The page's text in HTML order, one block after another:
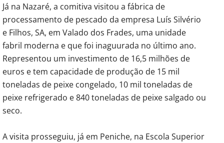
Já na Nazaré, a comitiva visitou a fábrica de
processamento de pescado da empresa Luís Silvério
e Filhos, SA, em Valado dos Frades, uma unidade
fabril moderna e que foi inaguurada no último ano.
Representou um investimento de 16,5 milhões de
euros e tem capacidade de produção de 15 mil
toneladas de peixe congelado, 10 mil toneladas de
peixe refrigerado e 840 toneladas de peixe salgado ou
seco.
A visita prosseguiu, já em Peniche, na Escola Superior